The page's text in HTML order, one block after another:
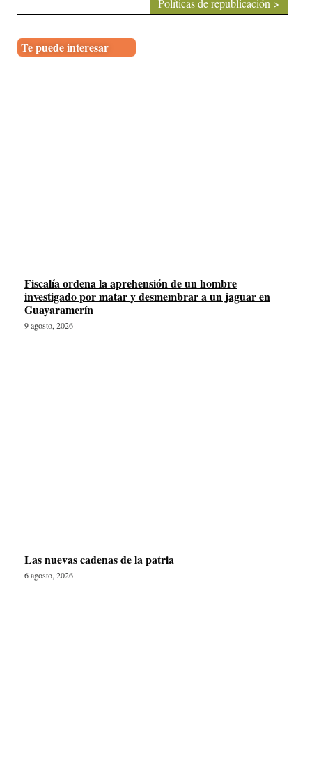
Políticas de republicación >
Te puede interesar
Fiscalía ordena la aprehensión de un hombre
investigado por matar y desmembrar a un jaguar en
Guayaramerín
9 agosto, 2026
Las nuevas cadenas de la patria
6 agosto, 2026